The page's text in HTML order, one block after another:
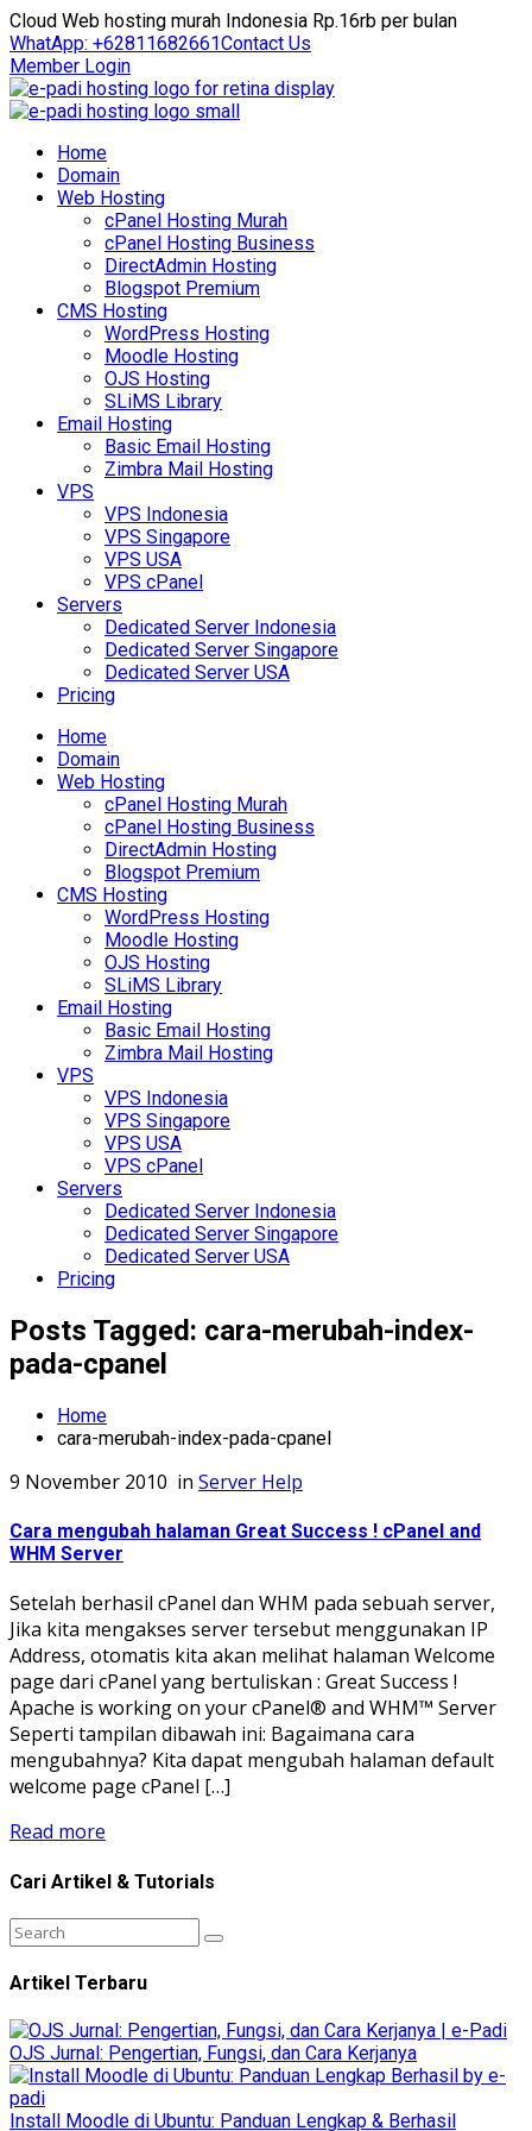
Cloud Web hosting murah Indonesia Rp.16rb per bulan
WhatApp: +62811682661Contact Us
Member Login
Home
Domain
Web Hosting
cPanel Hosting Murah
cPanel Hosting Business
DirectAdmin Hosting
Blogspot Premium
CMS Hosting
WordPress Hosting
Moodle Hosting
OJS Hosting
SLiMS Library
Email Hosting
Basic Email Hosting
Zimbra Mail Hosting
VPS
VPS Indonesia
VPS Singapore
VPS USA
VPS cPanel
Servers
Dedicated Server Indonesia
Dedicated Server Singapore
Dedicated Server USA
Pricing
Home
Domain
Web Hosting
cPanel Hosting Murah
cPanel Hosting Business
DirectAdmin Hosting
Blogspot Premium
CMS Hosting
WordPress Hosting
Moodle Hosting
OJS Hosting
SLiMS Library
Email Hosting
Basic Email Hosting
Zimbra Mail Hosting
VPS
VPS Indonesia
VPS Singapore
VPS USA
VPS cPanel
Servers
Dedicated Server Indonesia
Dedicated Server Singapore
Dedicated Server USA
Pricing
Posts Tagged: cara-merubah-index-
pada-cpanel
Home
cara-merubah-index-pada-cpanel
9 November 2010 in Server Help
Cara mengubah halaman Great Success ! cPanel and
WHM Server
Setelah berhasil cPanel dan WHM pada sebuah server,
Jika kita mengakses server tersebut menggunakan IP
Address, otomatis kita akan melihat halaman Welcome
page dari cPanel yang bertuliskan : Great Success !
Apache is working on your cPanel® and WHM™ Server
Seperti tampilan dibawah ini: Bagaimana cara
mengubahnya? Kita dapat mengubah halaman default
welcome page cPanel […]
Read more
Cari Artikel & Tutorials
Artikel Terbaru
OJS Jurnal: Pengertian, Fungsi, dan Cara Kerjanya
Install Moodle di Ubuntu: Panduan Lengkap & Berhasil